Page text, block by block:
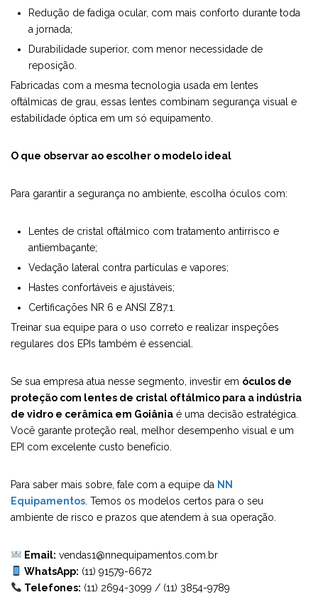
Redução de fadiga ocular, com mais conforto durante toda
a jornada;
Durabilidade superior, com menor necessidade de
reposição.
Fabricadas com a mesma tecnologia usada em lentes
oftálmicas de grau, essas lentes combinam segurança visual e
estabilidade óptica em um só equipamento.
O que observar ao escolher o modelo ideal
Para garantir a segurança no ambiente, escolha óculos com:
Lentes de cristal oftálmico com tratamento antirrisco e
antiembaçante;
Vedação lateral contra partículas e vapores;
Hastes confortáveis e ajustáveis;
Certificações NR 6 e ANSI Z87.1.
Treinar sua equipe para o uso correto e realizar inspeções
regulares dos EPIs também é essencial.
Se sua empresa atua nesse segmento, investir em óculos de
proteção com lentes de cristal oftálmico para a indústria
de vidro e cerâmica em Goiânia é uma decisão estratégica.
Você garante proteção real, melhor desempenho visual e um
EPI com excelente custo benefício.
Para saber mais sobre, fale com a equipe da NN
Equipamentos . Temos os modelos certos para o seu
ambiente de risco e prazos que atendem à sua operação.
Email: vendas1@nnequipamentos.com.br
WhatsApp: (11) 91579-6672
Telefones: (11) 2694-3099 / (11) 3854-9789